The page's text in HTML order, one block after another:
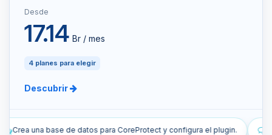
Desde
17.14 Br / mes
4 planes para elegir
Descubrir
y configura el plugin. Instala plugins para mejorar mi servidor.